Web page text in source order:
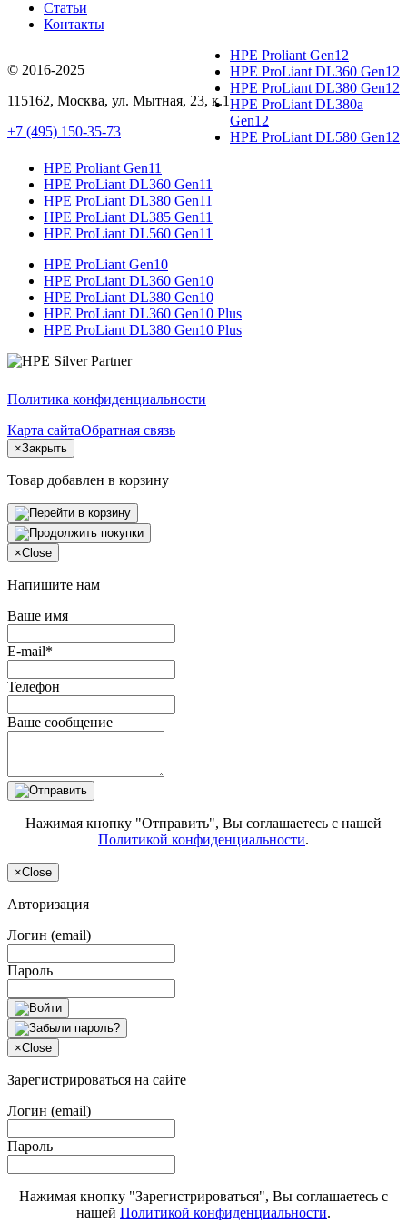
Статьи
Контакты
© 2016-2025
115162, Москва, ул. Мытная, 23, к.1
+7 (495) 150-35-73
HPE Proliant Gen12
HPE ProLiant DL360 Gen12
HPE ProLiant DL380 Gen12
HPE ProLiant DL380a
Gen12
HPE ProLiant DL580 Gen12
HPE Proliant Gen11
HPE ProLiant DL360 Gen11
HPE ProLiant DL380 Gen11
HPE ProLiant DL385 Gen11
HPE ProLiant DL560 Gen11
HPE ProLiant Gen10
HPE ProLiant DL360 Gen10
HPE ProLiant DL380 Gen10
HPE ProLiant DL360 Gen10 Plus
HPE ProLiant DL380 Gen10 Plus
Политика конфиденциальности
Карта сайтаОбратная связь
×Закрыть
Товар добавлен в корзину
×Close
Напишите нам
Ваше имя
E-mail*
Телефон
Ваше сообщение
Нажимая кнопку "Отправить", Вы соглашаетесь с нашей
Политикой конфиденциальности.
×Close
Авторизация
Логин (email)
Пароль
×Close
Зарегистрироваться на сайте
Логин (email)
Пароль
Нажимая кнопку "Зарегистрироваться", Вы соглашаетесь с
нашей Политикой конфиденциальности.